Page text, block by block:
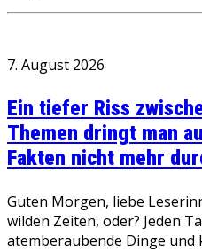
7. August 2026
Ein tiefer Riss
Themen dringt man
Fakten nicht mehr
Guten Morgen, liebe
wilden Zeiten, oder? Jeden
atemberaubende Dinge und